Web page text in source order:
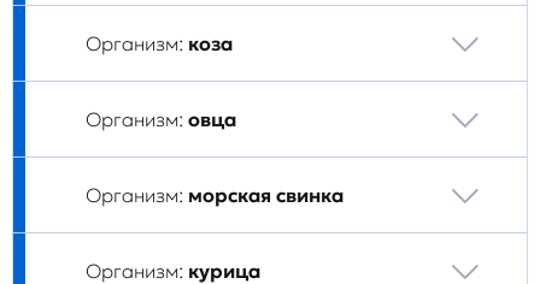
Организм: коза
Организм: овца
Организм: морская свинка
Организм: курица